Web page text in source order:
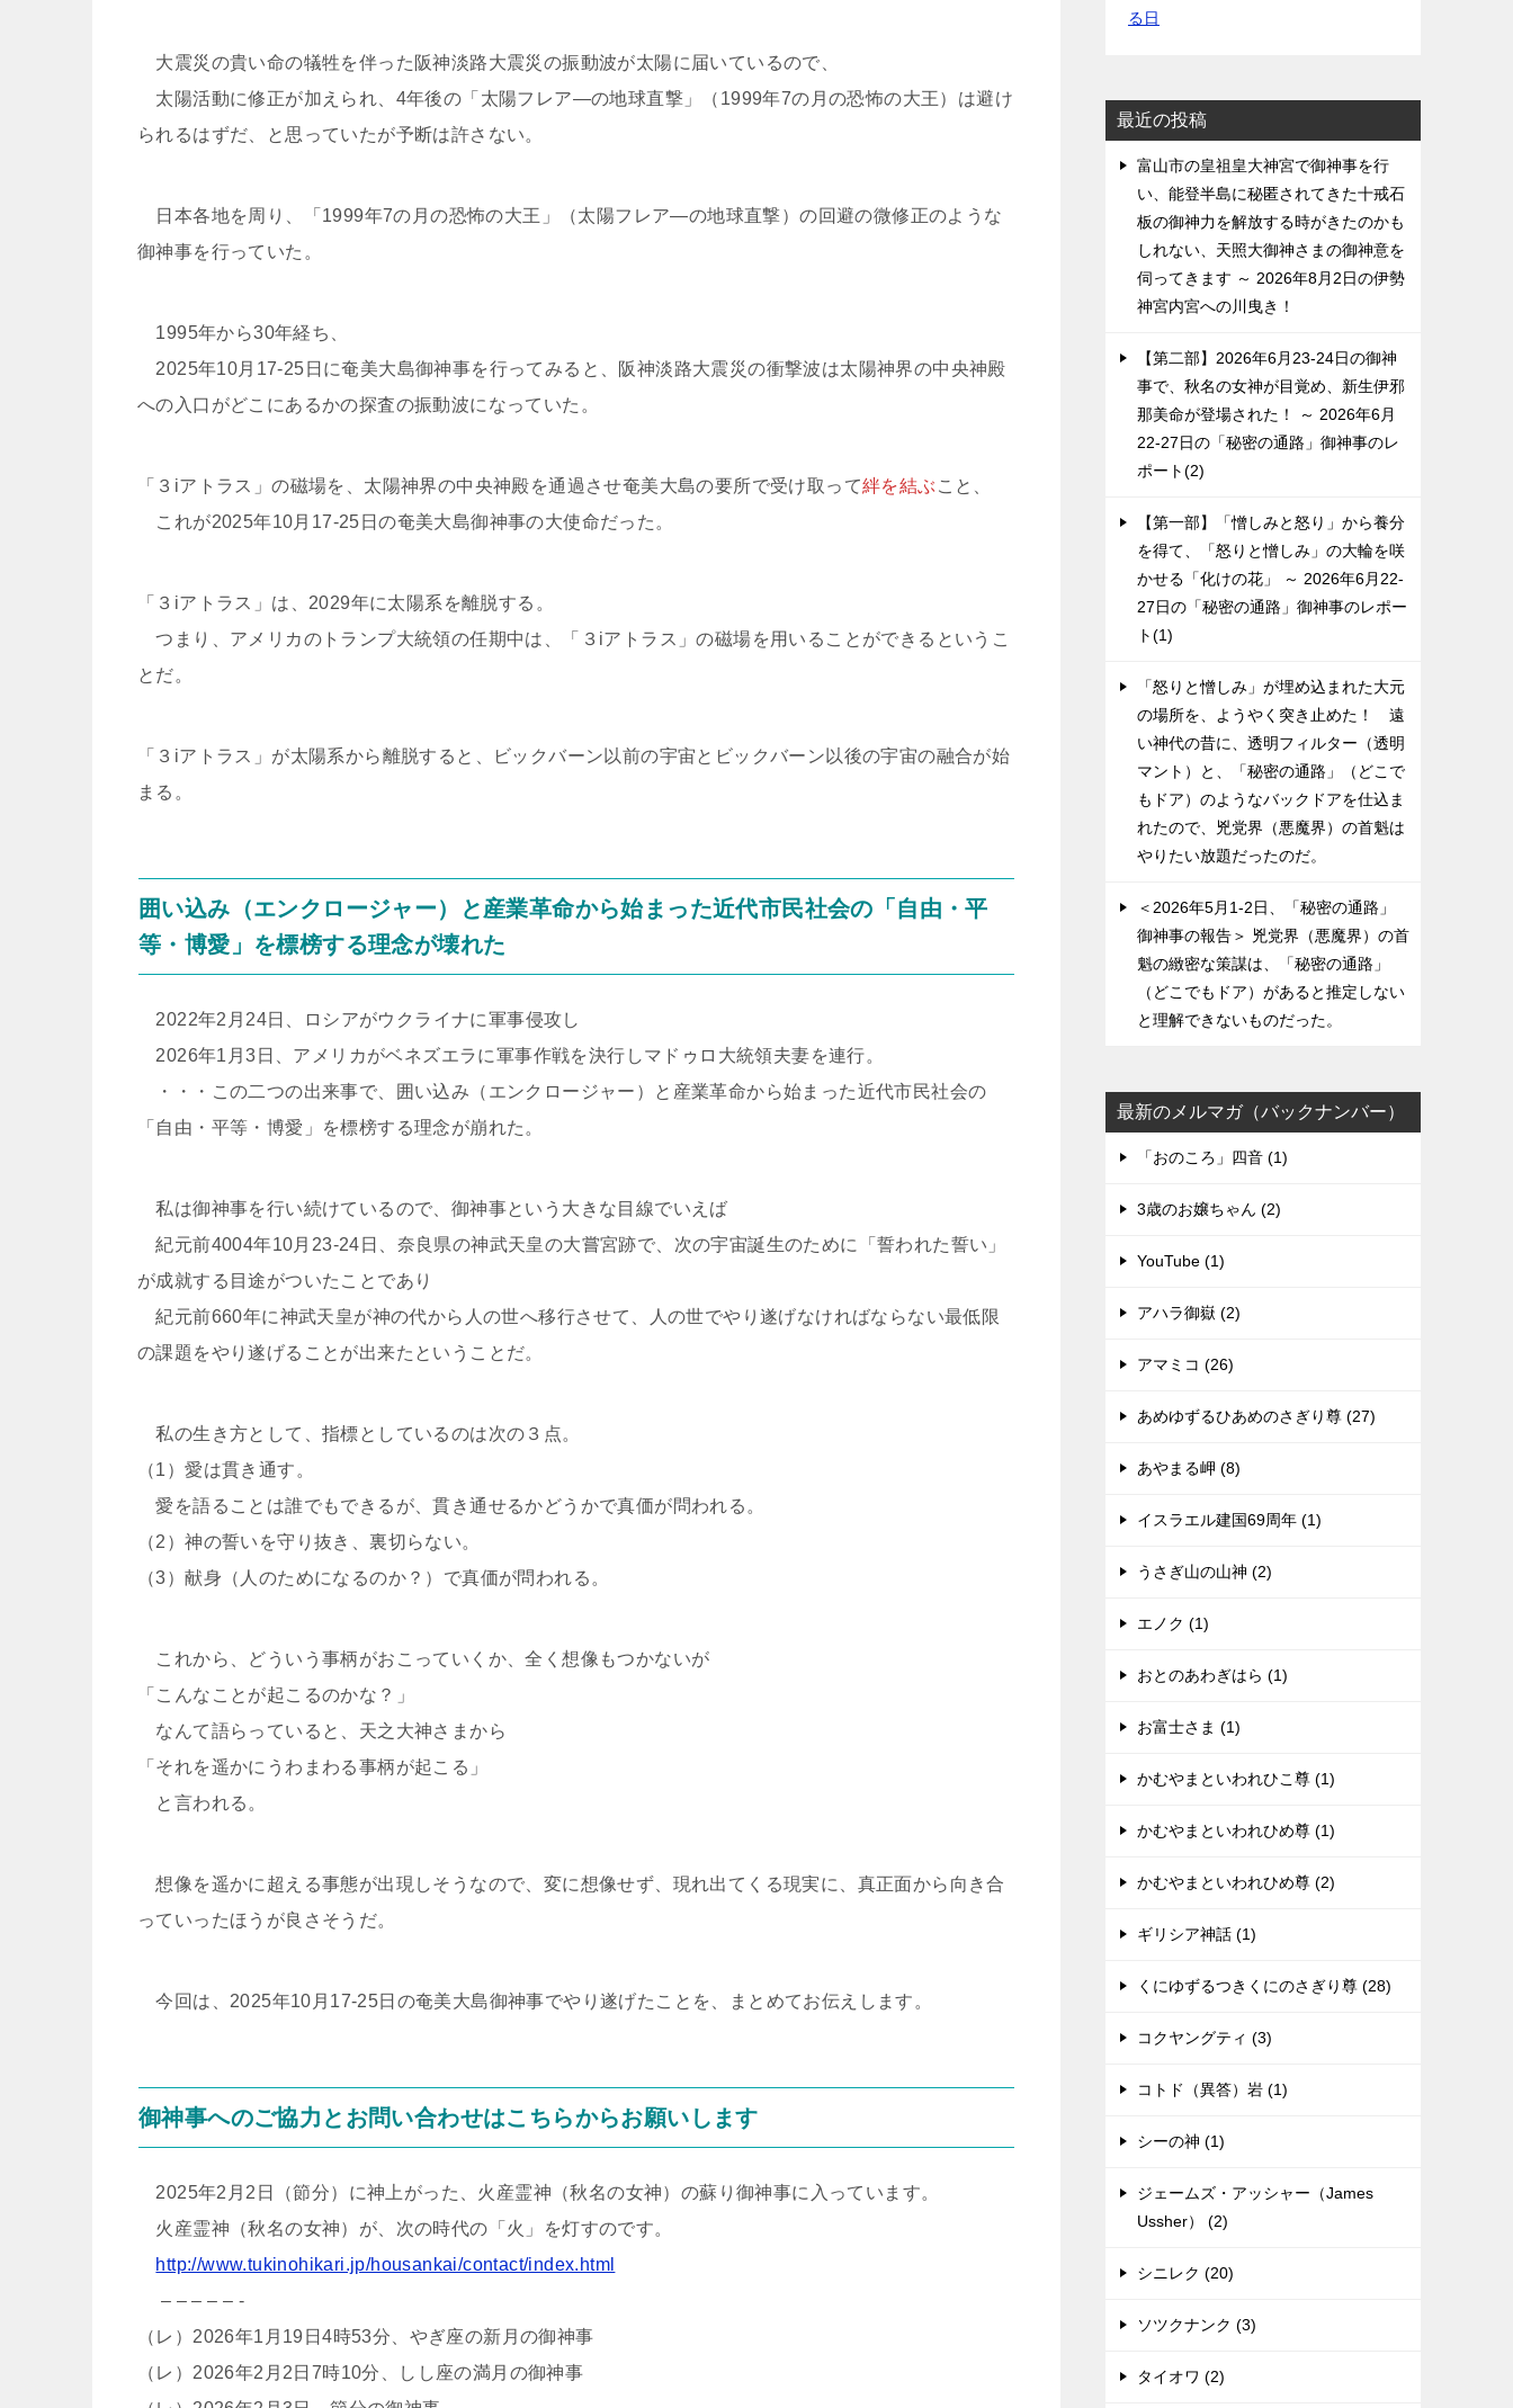
大震災の貴い命の犠牲を伴った阪神淡路大震災の振動波が太陽に届いているので、
太陽活動に修正が加えられ、4年後の「太陽フレア―の地球直撃」（1999年7の月の恐怖の大王）は避け
られるはずだ、と思っていたが予断は許さない。
日本各地を周り、「1999年7の月の恐怖の大王」（太陽フレア―の地球直撃）の回避の微修正のような
御神事を行っていた。
1995年から30年経ち、
2025年10月17-25日に奄美大島御神事を行ってみると、阪神淡路大震災の衝撃波は太陽神界の中央神殿
への入口がどこにあるかの探査の振動波になっていた。
「３iアトラス」の磁場を、太陽神界の中央神殿を通過させ奄美大島の要所で受け取って絆を結ぶ こと、
これが2025年10月17-25日の奄美大島御神事の大使命だった。
「３iアトラス」は、2029年に太陽系を離脱する。
つまり、アメリカのトランプ大統領の任期中は、「３iアトラス」の磁場を用いることができるというこ
とだ。
「３iアトラス」が太陽系から離脱すると、ビックバーン以前の宇宙とビックバーン以後の宇宙の融合が始
まる。
囲い込み（エンクロージャー）と産業革命から始まった近代市民社会の「自由・平
等・博愛」を標榜する理念が壊れた
2022年2月24日、ロシアがウクライナに軍事侵攻し
2026年1月3日、アメリカがベネズエラに軍事作戦を決行しマドゥロ大統領夫妻を連行。
・・・この二つの出来事で、囲い込み（エンクロージャー）と産業革命から始まった近代市民社会の
「自由・平等・博愛」を標榜する理念が崩れた。
私は御神事を行い続けているので、御神事という大きな目線でいえば
紀元前4004年10月23-24日、奈良県の神武天皇の大嘗宮跡で、次の宇宙誕生のために「誓われた誓い」
が成就する目途がついたことであり
紀元前660年に神武天皇が神の代から人の世へ移行させて、人の世でやり遂げなければならない最低限
の課題をやり遂げることが出来たということだ。
私の生き方として、指標としているのは次の３点。
（1）愛は貫き通す。
愛を語ることは誰でもできるが、貫き通せるかどうかで真価が問われる。
（2）神の誓いを守り抜き、裏切らない。
（3）献身（人のためになるのか？）で真価が問われる。
これから、どういう事柄がおこっていくか、全く想像もつかないが
「こんなことが起こるのかな？」
なんて語らっていると、天之大神さまから
「それを遥かにうわまわる事柄が起こる」
と言われる。
想像を遥かに超える事態が出現しそうなので、変に想像せず、現れ出てくる現実に、真正面から向き合
っていったほうが良さそうだ。
今回は、2025年10月17-25日の奄美大島御神事でやり遂げたことを、まとめてお伝えします。
御神事へのご協力とお問い合わせはこちらからお願いします
2025年2月2日（節分）に神上がった、火産霊神（秋名の女神）の蘇り御神事に入っています。
火産霊神（秋名の女神）が、次の時代の「火」を灯すのです。
http://www.tukinohikari.jp/housankai/contact/index.html
– – – – – -
（レ）2026年1月19日4時53分、やぎ座の新月の御神事
（レ）2026年2月2日7時10分、しし座の満月の御神事
る日
最近の投稿
富山市の皇祖皇大神宮で御神事を行
い、能登半島に秘匿されてきた十戒石
板の御神力を解放する時がきたのかも
しれない、天照大御神さまの御神意を
伺ってきます ～ 2026年8月2日の伊勢
神宮内宮への川曳き！
【第二部】2026年6月23-24日の御神
事で、秋名の女神が目覚め、新生伊邪
那美命が登場された！ ～ 2026年6月
22-27日の「秘密の通路」御神事のレ
ポート(2)
【第一部】「憎しみと怒り」から養分
を得て、「怒りと憎しみ」の大輪を咲
かせる「化けの花」 ～ 2026年6月22-
27日の「秘密の通路」御神事のレポー
ト(1)
「怒りと憎しみ」が埋め込まれた大元
の場所を、ようやく突き止めた！ 遠
い神代の昔に、透明フィルター（透明
マント）と、「秘密の通路」（どこで
もドア）のようなバックドアを仕込ま
れたので、兇党界（悪魔界）の首魁は
やりたい放題だったのだ。
＜2026年5月1-2日、「秘密の通路」
御神事の報告＞ 兇党界（悪魔界）の首
魁の緻密な策謀は、「秘密の通路」
（どこでもドア）があると推定しない
と理解できないものだった。
最新のメルマガ（バックナンバー）
「おのころ」四音 (1)
3歳のお嬢ちゃん (2)
YouTube (1)
アハラ御嶽 (2)
アマミコ (26)
あめゆずるひあめのさぎり尊 (27)
あやまる岬 (8)
イスラエル建国69周年 (1)
うさぎ山の山神 (2)
エノク (1)
おとのあわぎはら (1)
お富士さま (1)
かむやまといわれひこ尊 (1)
かむやまといわれひめ尊 (1)
かむやまといわれひめ尊 (2)
ギリシア神話 (1)
くにゆずるつきくにのさぎり尊 (28)
コクヤングティ (3)
コトド（異答）岩 (1)
シーの神 (1)
ジェームズ・アッシャー（James
Ussher） (2)
シニレク (20)
ソツクナンク (3)
タイオワ (2)